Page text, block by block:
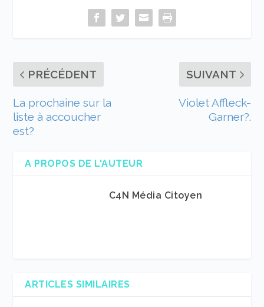
PRÉCÉDENT
La prochaine sur la
liste à accoucher
est?
SUIVANT
Violet Affleck-
Garner?.
A PROPOS DE L'AUTEUR
C4N Média Citoyen
ARTICLES SIMILAIRES